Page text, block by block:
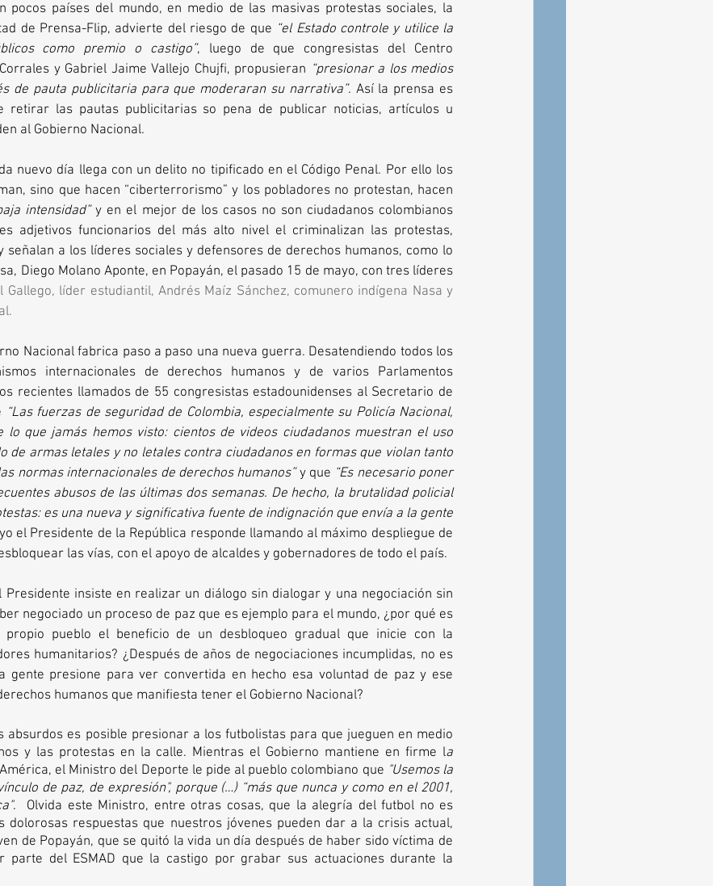
pocos países del mundo, en medio de las masivas protestas sociales, la
de Prensa-Flip, advierte del riesgo de que “el Estado controle y utilice la
como premio o castigo”, luego de que congresistas del Centro
y Gabriel Jaime Vallejo Chujfi, propusieran “presionar a los medios
de pauta publicitaria para que moderaran su narrativa”. Así la prensa es
retirar las pautas publicitarias so pena de publicar noticias, artículos u
al Gobierno Nacional.
nuevo día llega con un delito no tipificado en el Código Penal. Por ello los
sino que hacen “ciberterrorismo” y los pobladores no protestan, hacen
intensidad” y en el mejor de los casos no son ciudadanos colombianos
adjetivos funcionarios del más alto nivel el criminalizan las protestas,
señalan a los líderes sociales y defensores de derechos humanos, como lo
Diego Molano Aponte, en Popayán, el pasado 15 de mayo, con tres líderes
Gallego, líder estudiantil, Andrés Maíz Sánchez, comunero indígena Nasa y
Nacional fabrica paso a paso una nueva guerra. Desatendiendo todos los
internacionales de derechos humanos y de varios Parlamentos
recientes llamados de 55 congresistas estadounidenses al Secretario de
“Las fuerzas de seguridad de Colombia, especialmente su Policía Nacional,
lo que jamás hemos visto: cientos de videos ciudadanos muestran el uso
de armas letales y no letales contra ciudadanos en formas que violan tanto
normas internacionales de derechos humanos” y que “Es necesario poner
abusos de las últimas dos semanas. De hecho, la brutalidad policial
es una nueva y significativa fuente de indignación que envía a la gente
el Presidente de la República responde llamando al máximo despliegue de
las vías, con el apoyo de alcaldes y gobernadores de todo el país.
Presidente insiste en realizar un diálogo sin dialogar y una negociación sin
negociado un proceso de paz que es ejemplo para el mundo, ¿por qué es
pueblo el beneficio de un desbloqueo gradual que inicie con la
humanitarios? ¿Después de años de negociaciones incumplidas, no es
gente presione para ver convertida en hecho esa voluntad de paz y ese
humanos que manifiesta tener el Gobierno Nacional?
absurdos es posible presionar a los futbolistas para que jueguen en medio
y las protestas en la calle. Mientras el Gobierno mantiene en firme l
el Ministro del Deporte le pide al pueblo colombiano que "Usemos la
de paz, de expresión", porque (…) “más que nunca y como en el 2001,
.  Olvida este Ministro, entre otras cosas, que la alegría del futbol no es
dolorosas respuestas que nuestros jóvenes pueden dar a la crisis actual,
de Popayán, que se quitó la vida un día después de haber sido víctima de
parte del ESMAD que la castigo por grabar sus actuaciones durante la